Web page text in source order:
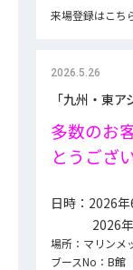
来場登録はこち
2026.5.26
「九州・東
多数のお
とうござ
日時：2026年
2026
場所：マリンメ
ブースNo：B館